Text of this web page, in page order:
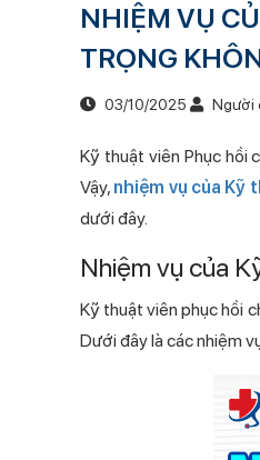
NHIỆM VỤ
TRỌNG
03/10/2025 Người
Kỹ thuật viên Phục hồi
Vậy, nhiệm vụ của Kỹ
dưới đây.
Nhiệm vụ của
Kỹ thuật viên phục hồi
Dưới đây là các nhiệm